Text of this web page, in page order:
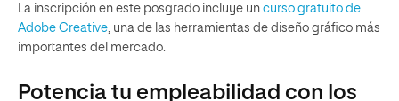
La inscripción en este posgrado incluye un curso gratuito de
Adobe Creative, una de las herramientas de diseño gráfico más
importantes del mercado.
Potencia tu empleabilidad con los